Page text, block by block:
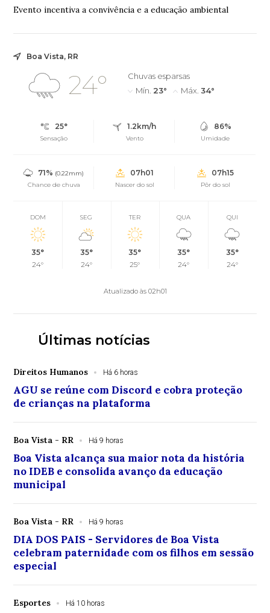
Evento incentiva a convivência e a educação ambiental
Boa Vista, RR
24°
Chuvas esparsas
Mín. 23° Máx. 34°
25°
Sensação
1.2km/h
Vento
86%
Umidade
71% (0.22mm)
Chance de chuva
07h01
Nascer do sol
07h15
Pôr do sol
DOM
35°
24°
SEG
35°
24°
TER
35°
25°
QUA
35°
24°
QUI
35°
24°
Atualizado às 02h01
Últimas notícias
Direitos Humanos Há 6 horas
AGU se reúne com Discord e cobra proteção
de crianças na plataforma
Boa Vista - RR Há 9 horas
Boa Vista alcança sua maior nota da história
no IDEB e consolida avanço da educação
municipal
Boa Vista - RR Há 9 horas
DIA DOS PAIS - Servidores de Boa Vista
celebram paternidade com os filhos em sessão
especial
Esportes Há 10 horas